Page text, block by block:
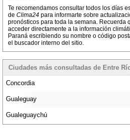
Te recomendamos consultar todos los días
de Clima24 para informarte sobre
pronósticos para toda la semana. Recuerda
acceder directamente a la información
Paraná escribiendo su nombre o código
el buscador interno del sitio.
Ciudades más consultadas de Entre
Concordia
Gualeguay
Gualeguaychú